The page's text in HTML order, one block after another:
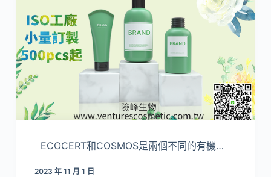
ECOCERT和COSMOS是兩個不同的有機…
2023 年 11 月 1 日